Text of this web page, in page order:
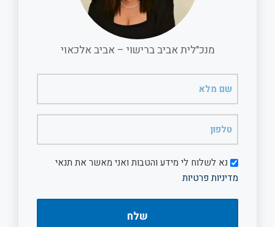
מנכ"לית אביב ברישוי – אביב אלכאוי
מלא
דיוורנא לשלוח לי מידע והטבות ואני מאשר את תנאי
מדיניות פרטיות